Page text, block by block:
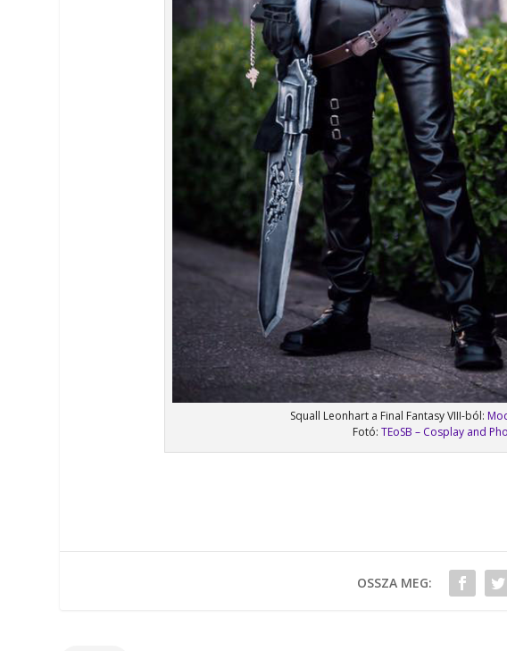
Squall Leonhart a Final Fantasy VIII-ból:
Fotó:TEoSB – Cosplay and
OSSZA MEG: